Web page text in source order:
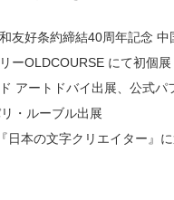
友好条約締結40周年記念
ーOLDCOURSE にて初個展
アートドバイ出展、公式パ
・ルーブル出展
本の文字クリエイター』